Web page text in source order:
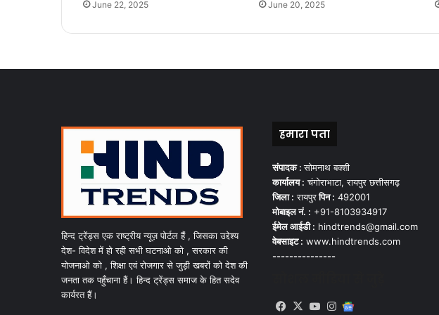
June 22, 2025 June 20, 2025
हिन्द ट्रेंड्स एक राष्ट्रीय न्यूज़ पोर्टल हैं , जिसका उद्देश्य
देश- विदेश में हो रही सभी घटनाओ को , सरकार की
योजनाओ को , शिक्षा एवं रोजगार से जुड़ी खबरों को देश की
जनता तक पहुँचाना हैं। हिन्द ट्रेंड्स समाज के हित सदेव
कार्यरत हैं।
हमारा पता
संपादक :सोमनाथ बक्शी
कार्यालय : चंगोराभाटा, रायपुर छत्तीसगढ़
जिला : रायपुरपिन : 492001
मोबाइल नं. : +91-8103934917
ईमेल आईडी : hindtrends@gmail.com
वेबसाइट : www.hindtrends.com
---------------
Facebook
X YouTubeInstagram